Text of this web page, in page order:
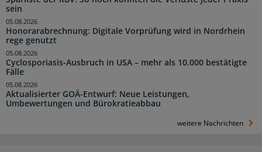
sein
Honorarabrechnung: Digitale Vorprüfung wird in Nordrhein
rege genutzt
05.08.2026
Cyclosporiasis-Ausbruch in USA – mehr als 10.000 bestätigte
Fälle
05.08.2026
Aktualisierter GOÄ-Entwurf: Neue Leistungen,
Umbewertungen und Bürokratieabbau
05.08.2026
weitere Nachrichten